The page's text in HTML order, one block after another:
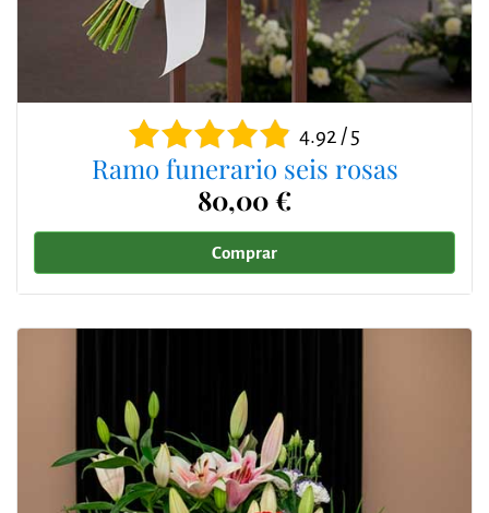
4.92 / 5
Ramo funerario seis rosas
80,00 €
Comprar